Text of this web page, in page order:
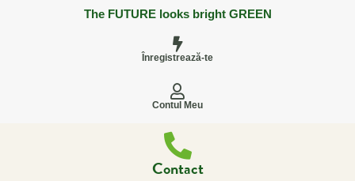
The FUTURE looks bright GREEN
Înregistrează-te
Contul Meu
Contact